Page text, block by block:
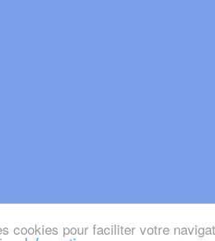
cookies pour faciliter votre